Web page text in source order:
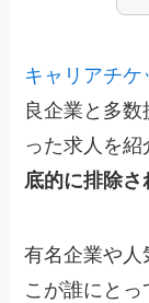
キャリアチケ
良企業と多
った求人を紹
底的に排除さ
有名企業や人
こが誰にと